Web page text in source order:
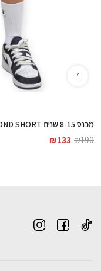
מכנס 8-15 שנים JORDAN DIAMOND SHORT
₪190
₪133